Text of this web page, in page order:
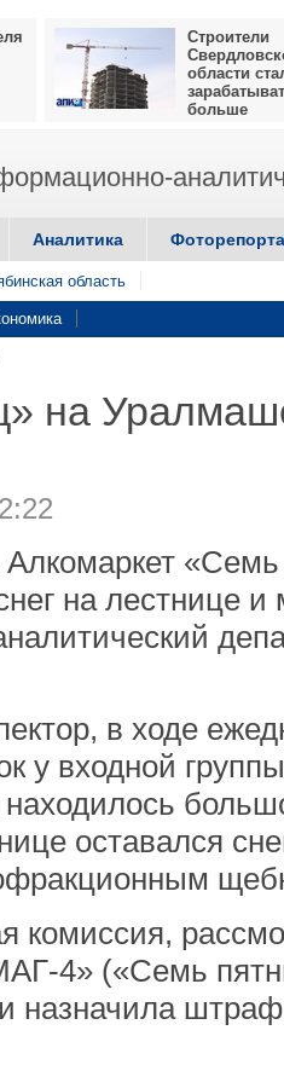
Строители
области
больше
Аналитика
область
на
Алкомаркет
на лестнице и
в ходе
у входной
оставался
комиссия,
4» («Семь
назначила